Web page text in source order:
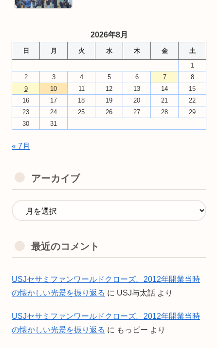
2026年8月
日 月 火 水 木 金
土
1
2
3 4 5 6 7
8
9
10 11 12 13 14
15
16
17 18 19 20 21
22
23
24 25 26 27 28
29
30
31
« 7月
アーカイブ
最近のコメント
USJセサミファンワールドクローズ。2012年開業当時
の懐かしい光景を振り返る に USJ与太話 より
USJセサミファンワールドクローズ。2012年開業当時
の懐かしい光景を振り返る に もっピー より